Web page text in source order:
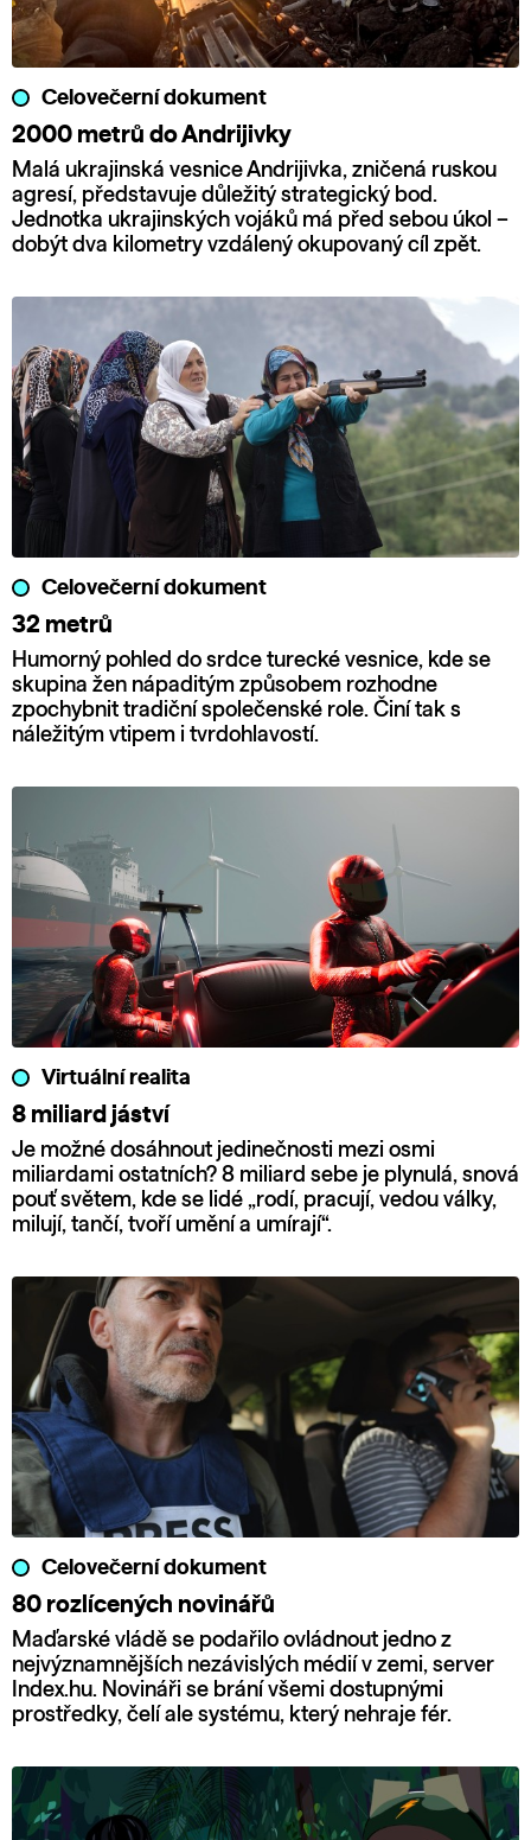
Celovečerní dokument
2000 metrů do Andrijivky
Malá ukrajinská vesnice Andrijivka, zničená ruskou
agresí, představuje důležitý strategický bod.
Jednotka ukrajinských vojáků má před sebou úkol –
dobýt dva kilometry vzdálený okupovaný cíl zpět.
Celovečerní dokument
32 metrů
Humorný pohled do srdce turecké vesnice, kde se
skupina žen nápaditým způsobem rozhodne
zpochybnit tradiční společenské role. Činí tak s
náležitým vtipem i tvrdohlavostí.
Virtuální realita
8 miliard jáství
Je možné dosáhnout jedinečnosti mezi osmi
miliardami ostatních? 8 miliard sebe je plynulá, snová
pouť světem, kde se lidé „rodí, pracují, vedou války,
milují, tančí, tvoří umění a umírají“.
Celovečerní dokument
80 rozlícených novinářů
Maďarské vládě se podařilo ovládnout jedno z
nejvýznamnějších nezávislých médií v zemi, server
Index.hu. Novináři se brání všemi dostupnými
prostředky, čelí ale systému, který nehraje fér.